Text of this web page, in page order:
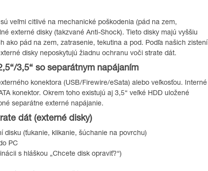
veľmi citlivé na mechanické poškodenia (pád na zem,
externé disky (takzvané Anti-Shock). Tieto disky majú vyššiu
ako pád na zem, zatrasenie, tekutina a pod. Podľa našich zistení
disky neposkytujú žiadnu ochranu voči strate dát.
3,5“ so separátnym napájaním
konektora (USB/Firewire/eSata) alebo veľkosťou. Interné
konektor. Okrem toho existujú aj 3,5“ veľké HDD uložené
separátne externé napájanie.
dát (externé disky)
disku (ťukanie, klikanie, šúchanie na povrchu)
PC
s hláškou „Chcete disk opraviť?“)